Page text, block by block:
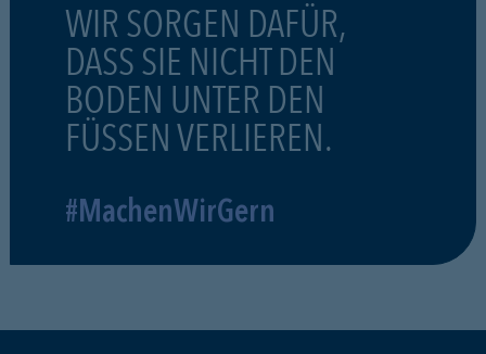
WIR SORGEN DAFÜR,
DASS SIE NICHT DEN
BODEN UNTER DEN
FÜSSEN VERLIEREN.
#MachenWirGern